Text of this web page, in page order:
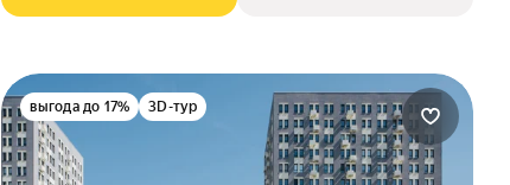
выгода до 17% 3D-тур